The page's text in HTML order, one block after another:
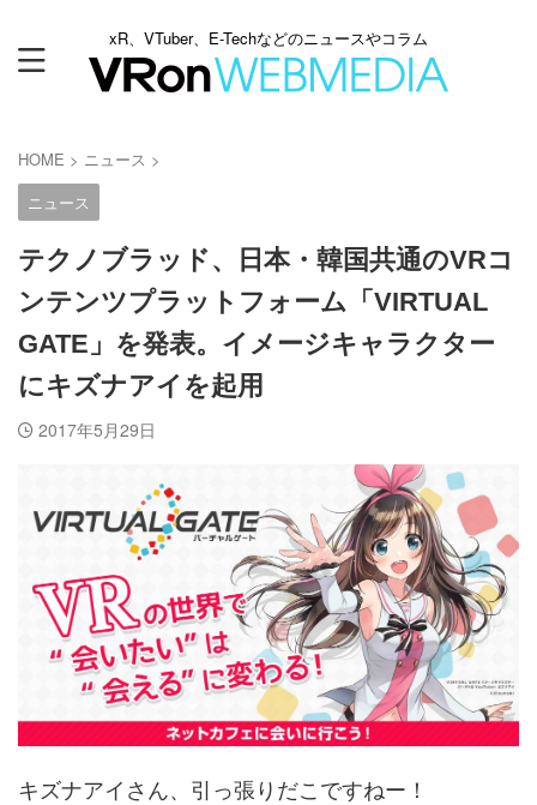
xR、VTuber、E-Techなどのニュースやコラム
HOME > ニュース >
ニュース
テクノブラッド、日本・韓国共通のVRコ
ンテンツプラットフォーム「VIRTUAL
GATE」を発表。イメージキャラクター
にキズナアイを起用
2017年5月29日
キズナアイさん、引っ張りだこですねー！